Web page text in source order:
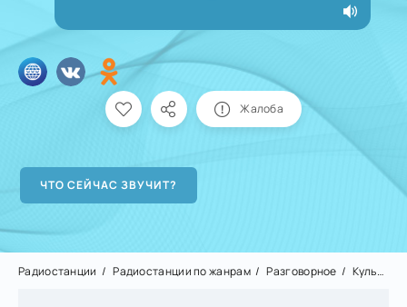
Жалоба
Радиостанции Радиостанции по жанрам Разговорное Культура